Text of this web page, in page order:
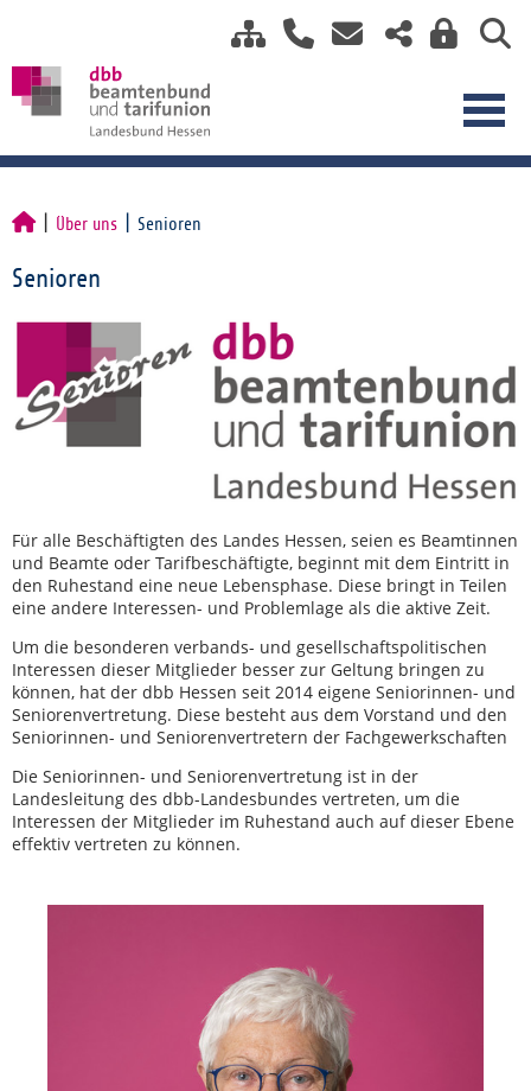
Über uns Senioren
Senioren
Für alle Beschäftigten des Landes Hessen, seien es Beamtinnen
und Beamte oder Tarifbeschäftigte, beginnt mit dem Eintritt in
den Ruhestand eine neue Lebensphase. Diese bringt in Teilen
eine andere Interessen- und Problemlage als die aktive Zeit.
Um die besonderen verbands- und gesellschaftspolitischen
Interessen dieser Mitglieder besser zur Geltung bringen zu
können, hat der dbb Hessen seit 2014 eigene Seniorinnen- und
Seniorenvertretung. Diese besteht aus dem Vorstand und den
Seniorinnen- und Seniorenvertretern der Fachgewerkschaften
Die Seniorinnen- und Seniorenvertretung ist in der
Landesleitung des dbb-Landesbundes vertreten, um die
Interessen der Mitglieder im Ruhestand auch auf dieser Ebene
effektiv vertreten zu können.